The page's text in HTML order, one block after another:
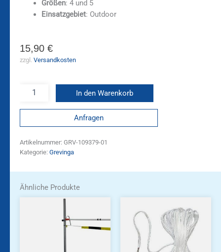
Größen: 4 und 5
Einsatzgebiet: Outdoor
15,90 €
zzgl. Versandkosten
In den Warenkorb
Anfragen
Artikelnummer: GRV-109379-01
Kategorie: Grevinga
Ähnliche Produkte